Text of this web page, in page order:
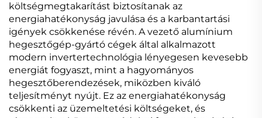
költségmegtakarítást biztosítanak az
energiahatékonyság javulása és a karbantartási
igények csökkenése révén. A vezető alumínium
hegesztőgép-gyártó cégek által alkalmazott
modern invertertechnológia lényegesen kevesebb
energiát fogyaszt, mint a hagyományos
hegesztőberendezések, miközben kiváló
teljesítményt nyújt. Ez az energiahatékonyság
csökkenti az üzemeltetési költségeket, és